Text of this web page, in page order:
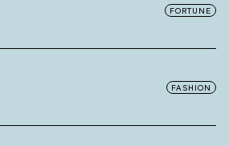
FORTUNE
FASHION